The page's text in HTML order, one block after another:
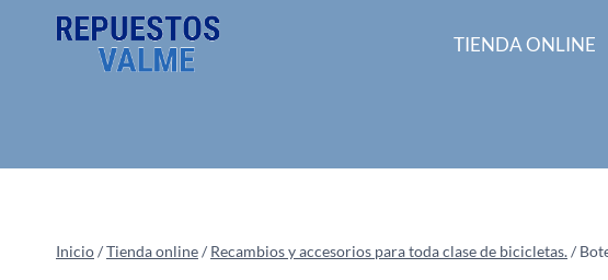
TIENDA ONLINE
Inicio/Tienda online/ Recambios y accesorios para toda clase de bicicletas./